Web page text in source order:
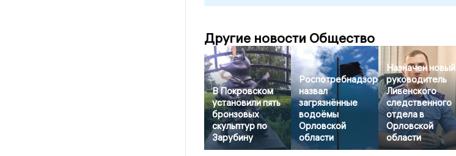
Другие новости Общество
В Покровском
установили пять
бронзовых
скульптур по
Зарубину
Роспотребнадзор
назвал
загрязнённые
водоёмы
Орловской
области
Назначен новый
руководитель
Ливенского
следственного
отдела в
Орловской
области